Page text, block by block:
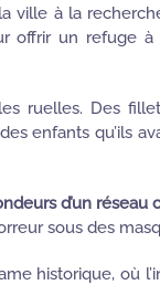
ville à la
offrir un refuge à
ruelles. Des
enfants qu’ils
d’un réseau
sous des
historique, où